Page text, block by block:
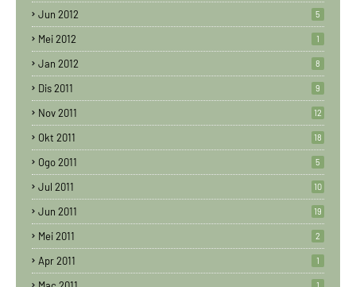
Jun 2012 5
Mei 2012 1
Jan 2012 8
Dis 2011 9
Nov 2011 12
Okt 2011 18
Ogo 2011 5
Jul 2011 10
Jun 2011 19
Mei 2011 2
Apr 2011 1